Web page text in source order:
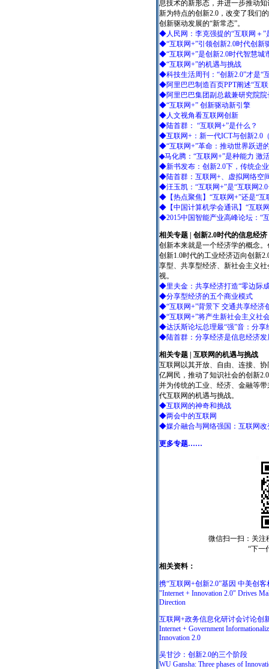
息技术的新形态，并进一步推动
新为特点的创新2.0，改变了我们
创新驱动发展的“新常态”。
◆人民网：李克强提的“互联网＋”
◆“互联网+”引领创新2.0时代创新
◆“互联网+”是创新2.0时代智慧城
◆“互联网+”的机遇与挑战
◆科技生活周刊：“创新2.0”才是“
◆阿里巴巴制造百页PPT阐述“互联
◆阿里巴巴集团副总裁兼研究院院
◆“互联网+” 创新驱动新引擎
◆人文视角看互联网创新
◆陆首群： “互联网+”是什么？
◆互联网+：新一代ICT与创新2.0
◆“互联网+”革命：推动世界跃进
◆马化腾：“互联网+”是种能力 激
◆新书发布：创新2.0下，传统企
◆陆首群：互联网+、虚拟网络空
◆汪玉凯：“互联网+”是“互联网
◆【热点聚焦】“互联网+”还是“互
◆【中国计算机学会通讯】“互联
◆2015中国智能产业高峰论坛：“
相关专题 | 创新2.0时代的信息经济
创新本来就是一个经济学的概念
创新1.0时代的工业经济迈向创新
享型、共享型经济、新社会主义
视。
◆里夫金：共享经济打造“零边际
◆分享型经济的五个商业模式
◆“互联网+”背景下 交通共享经济
◆“互联网+”将产生新社会主义社
◆达沃斯论坛总理最“强”音：分享
◆陆首群：分享经济是信息经济发
相关专题 | 互联网的机遇与挑战
互联网以其开放、自由、连接、
亿网民，推动了知识社会的创新
并为传统的工业、经济、金融等
代互联网的机遇与挑战。
◆互联网的神奇和挑战
◆两会中的互联网
◆媒介融合与网络强国：互联网改
更多专题……
微信扫一扫：关注
“下一
相关资料：
携“互联网+创新2.0”基因 中美创
"Internet + Innovation 2.0" Drives
Direction
互联网+政务信息化研讨会讨论创
Internet + Government
Innovation 2.0
吴甘沙：创新2.0的三个阶段
WU Gansha: Three phases of